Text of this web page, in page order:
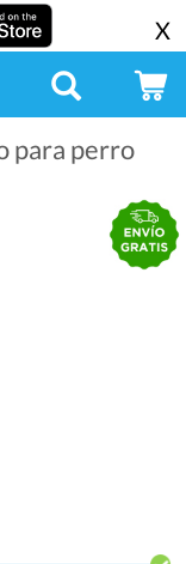
X
para perro